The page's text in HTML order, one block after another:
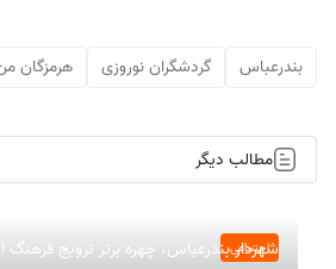
بندرعباس گردشگران نوروزی هرمزگان
مطالب دیگر
اجتماعی
شهردار بندرعباس، چهره برتر ترویج فرهنگ